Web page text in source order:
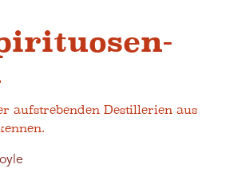
aufstrebenden Destillerien aus